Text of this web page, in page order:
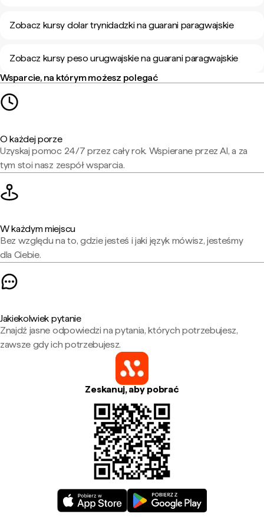
Zobacz kursy dolar trynidadzki na guarani paragwajskie
Zobacz kursy peso urugwajskie na guarani paragwajskie
Wsparcie, na którym możesz polegać
O każdej porze
Uzyskaj pomoc 24/7 przez cały rok. Wspierane przez AI, a za
tym stoi nasz zespół wsparcia.
W każdym miejscu
Bez względu na to, gdzie jesteś i jaki język mówisz, jesteśmy
dla Ciebie.
Jakiekolwiek pytanie
Znajdź jasne odpowiedzi na pytania, których potrzebujesz,
zawsze gdy ich potrzebujesz.
Zeskanuj, aby pobrać